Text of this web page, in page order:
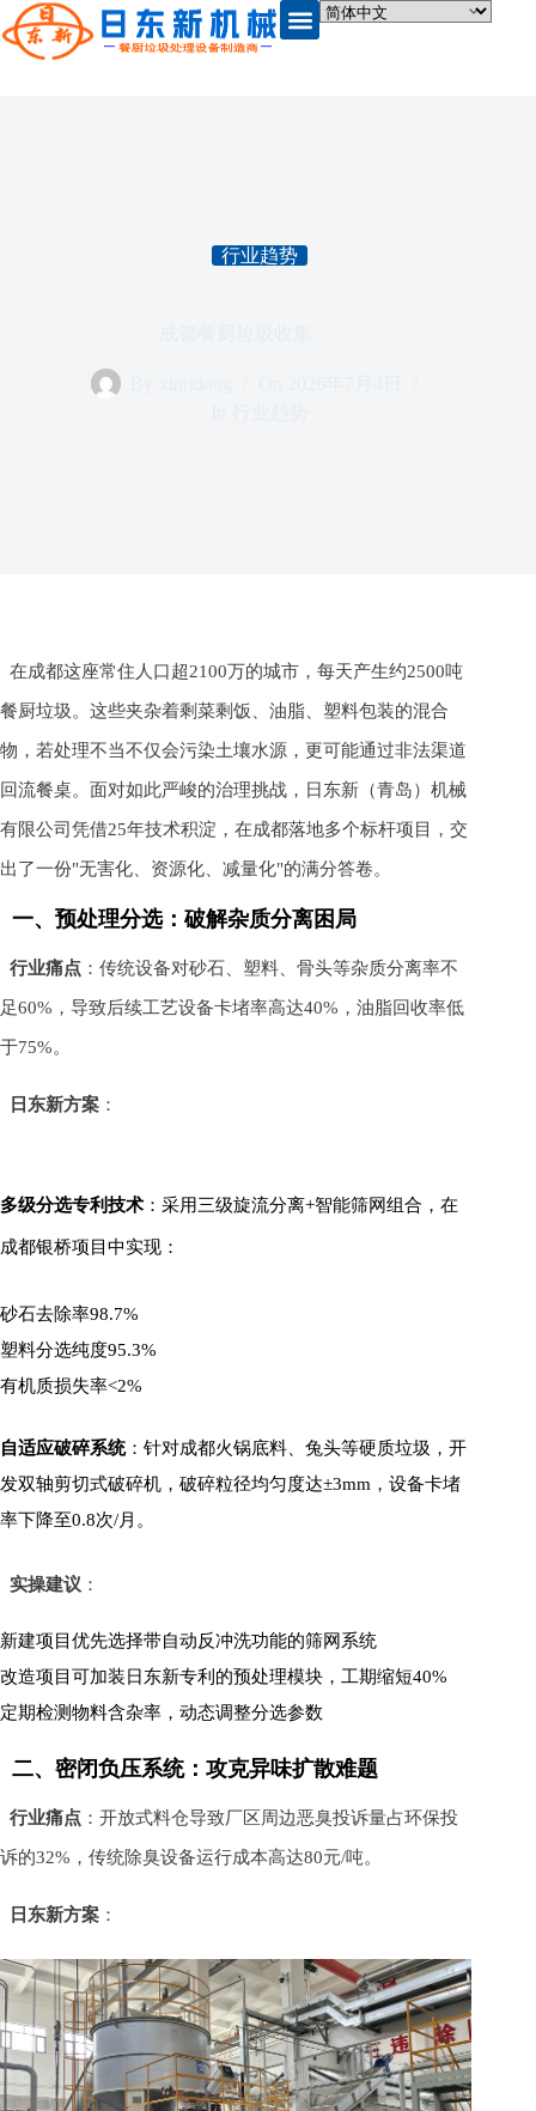
行业趋势
在成都这座常住人口超2100万的城市，每天产生约2500吨
餐厨垃圾。这些夹杂着剩菜剩饭、油脂、塑料包装的混合
物，若处理不当不仅会污染土壤水源，更可能通过非法渠道
回流餐桌。面对如此严峻的治理挑战，日东新（青岛）机械
有限公司凭借25年技术积淀，在成都落地多个标杆项目，交
出了一份"无害化、资源化、减量化"的满分答卷。
一、预处理分选：破解杂质分离困局
行业痛点：传统设备对砂石、塑料、骨头等杂质分离率不
足60%，导致后续工艺设备卡堵率高达40%，油脂回收率低
于75%。
日东新方案：
多级分选专利技术 ：采用三级旋流分离+智能筛网组合，在
成都银桥项目中实现：
砂石去除率98.7%
塑料分选纯度95.3%
有机质损失率<2%
自适应破碎系统：针对成都火锅底料、兔头等硬质垃圾，开
发双轴剪切式破碎机，破碎粒径均匀度达±3mm，设备卡堵
率下降至0.8次/月。
实操建议 ：
新建项目优先选择带自动反冲洗功能的筛网系统
改造项目可加装日东新专利的预处理模块，工期缩短40%
定期检测物料含杂率，动态调整分选参数
二、密闭负压系统：攻克异味扩散难题
行业痛点：开放式料仓导致厂区周边恶臭投诉量占环保投
诉的32%，传统除臭设备运行成本高达80元/吨。
日东新方案：